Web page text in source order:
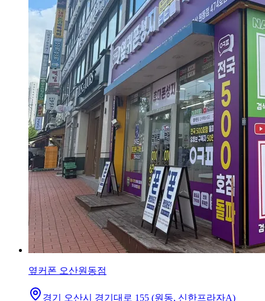
옆커폰 오산원동점
경기 오산시 경기대로 155 (원동, 신한프라자A)